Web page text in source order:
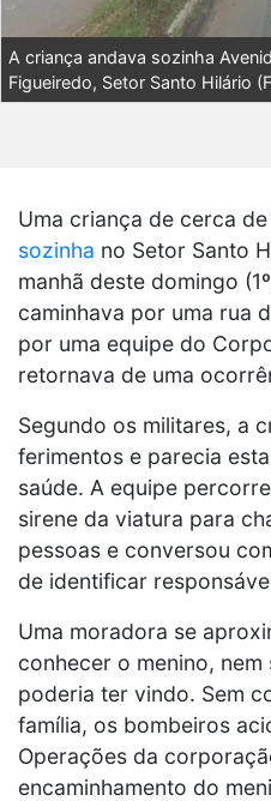
A criança andava sozinha
Figueiredo, Setor Santo Hilário
Uma criança de cerca
sozinha no Setor Santo
manhã deste domingo
caminhava por uma rua
por uma equipe do
retornava de uma
Segundo os militares, a
ferimentos e parecia
saúde. A equipe
sirene da viatura para
pessoas e conversou
de identificar
Uma moradora se
conhecer o menino,
poderia ter vindo. Sem
família, os bombeiros
Operações da
encaminhamento do